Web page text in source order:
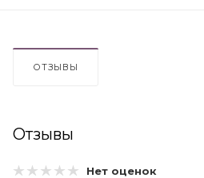
ОТЗЫВЫ
Отзывы
Нет оценок